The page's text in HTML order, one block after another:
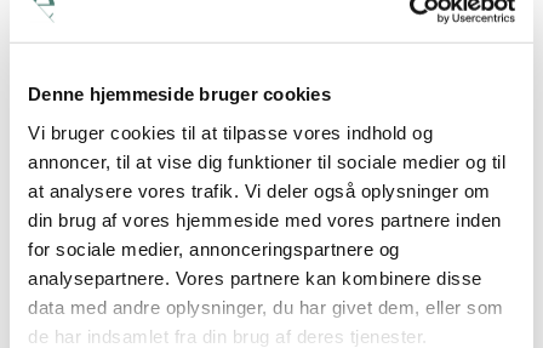
Denne hjemmeside bruger cookies
Vi bruger cookies til at tilpasse vores indhold og
annoncer, til at vise dig funktioner til sociale medier og til
at analysere vores trafik. Vi deler også oplysninger om
din brug af vores hjemmeside med vores partnere inden
for sociale medier, annonceringspartnere og
analysepartnere. Vores partnere kan kombinere disse
data med andre oplysninger, du har givet dem, eller som
de har indsamlet fra din brug af deres tjenester.